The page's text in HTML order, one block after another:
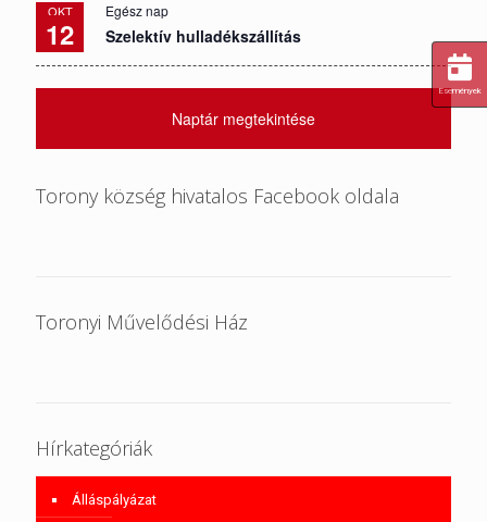
OKT
12
Egész nap
Szelektív hulladékszállítás
Naptár megtekintése
Torony község hivatalos Facebook oldala
Toronyi Művelődési Ház
Hírkategóriák
Álláspályázat
Események